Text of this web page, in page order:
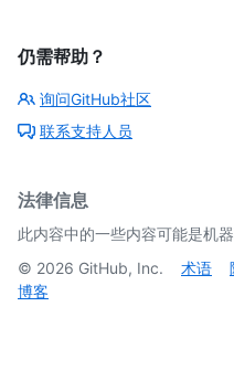
仍需帮助？
询问GitHub社区
联系支持人员
法律信息
此内容中的一些内容可能是机
© 2026 GitHub, Inc. 术语
博客